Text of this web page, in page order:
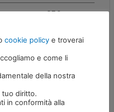
850 mm
740 mm
450 mm
180 bar
25 L/min
cookie policy e troverai
e come li
della nostra
diritto.
in conformità alla